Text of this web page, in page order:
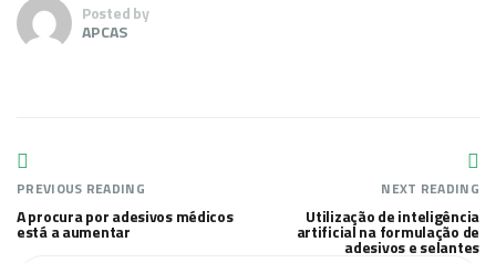
Posted by
APCAS
PREVIOUS READING
A procura por adesivos médicos
está a aumentar
NEXT READING
Utilização de inteligência
artificial na formulação de
adesivos e selantes